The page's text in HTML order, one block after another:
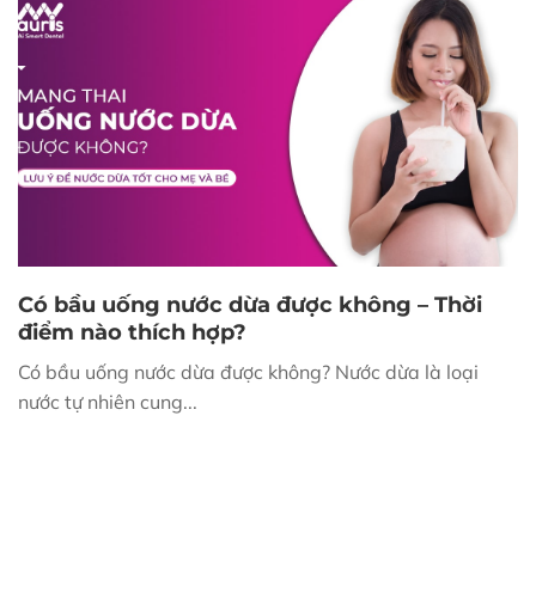
Có bầu uống nước dừa được không – Thời
điểm nào thích hợp?
Có bầu uống nước dừa được không? Nước dừa là loại
nước tự nhiên cung...